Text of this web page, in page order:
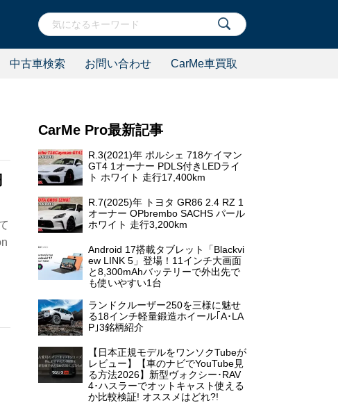
中古車検索 お問い合わせ CarMe車買取
CarMe Pro最新記事
R.3(2021)年 ポルシェ 718ケイマン
GT4 1オーナー PDLS付きLEDライ
ト ホワイト 走行17,400km
R.7(2025)年 トヨタ GR86 2.4 RZ 1
オーナー OPbrembo SACHS パール
ホワイト 走行3,200km
Android 17搭載タブレット「Blackvi
ew LINK 5」登場！11インチ大画面
と8,300mAhバッテリーで外出先で
も使いやすい1台
ランドクルーザー250を三様に魅せ
る18インチ軽量鍛造ホイール｢A･LA
P｣3銘柄紹介
【日本正規モデルをワンソクTubeが
レビュー】【車のナビでYouTube見
る方法2026】新型ヴォクシー･RAV
4･ハスラーでオットキャスト使える
か比較検証! オススメはどれ?!